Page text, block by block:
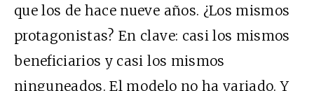
que los de hace nueve años. ¿Los mismos
protagonistas? En clave: casi los mismos
beneficiarios y casi los mismos
ninguneados. El modelo no ha variado. Y